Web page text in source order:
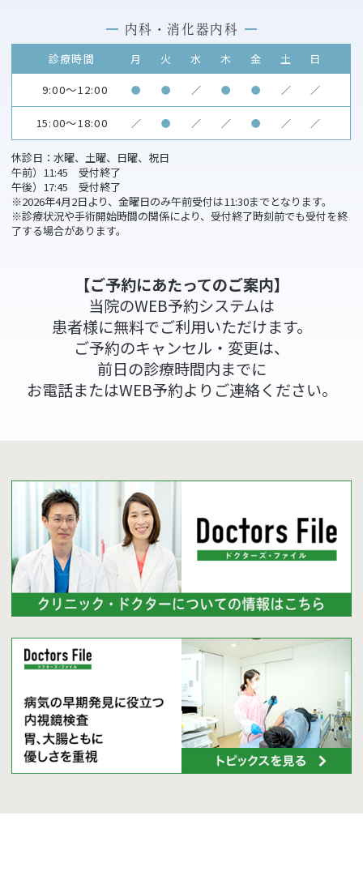
内科・消化器内科
診療時間 月 火 水 木 金 土
日
9:00～12:00
● ● ／ ● ● ／ ／
15:00～18:00 ／ ● ／ ／ ● ／ ／
休診日：水曜、土曜、日曜、祝日
午前）11:45 受付終了
午後）17:45 受付終了
※2026年4月2日より、金曜日のみ午前受付は11:30までとなります。
※診療状況や手術開始時間の関係により、受付終了時刻前でも受付を終
了する場合があります。
【ご予約にあたってのご案内】
当院のWEB予約システムは
患者様に無料でご利用いただけます。
ご予約のキャンセル・変更は、
前日の診療時間内までに
お電話またはWEB予約よりご連絡ください。